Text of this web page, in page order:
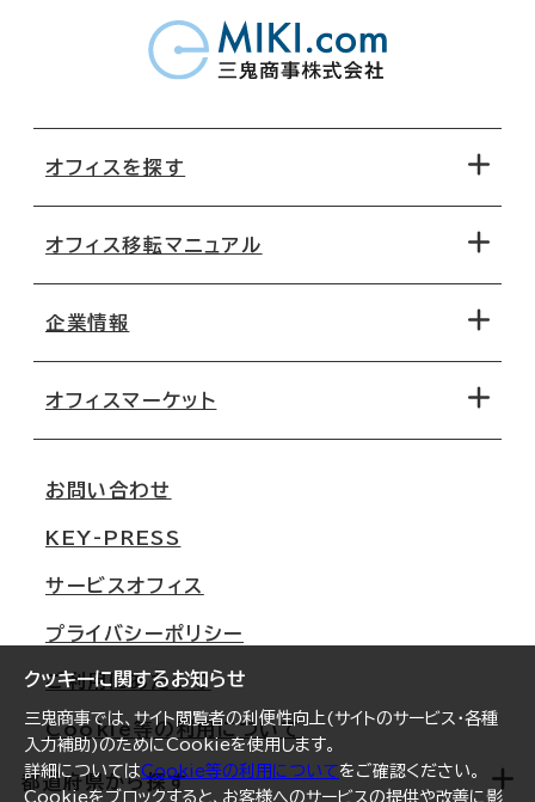
クッキーに関するお知らせ
三鬼商事では、サイト閲覧者の利便性向上(サイトのサービス・各種
入力補助)のためにCookieを使用します。
詳細についてはCookie等の利用についてをご確認ください。
Cookieをブロックすると、お客様へのサービスの提供や改善に影
オフィスを探す
地図から探す
路線・駅から探す
オフィス移転マニュアル
移転コストシミュレーション
移転スケジュール
オフィス移転Q&A
企業情報
オフィスマーケット
大阪
名古屋
札幌
仙台
横浜
福岡
お問い合わせ
KEY-PRESS
サービスオフィス
プライバシーポリシー
ご利用にあたって
Cookie等の利用について
都道府県から探す